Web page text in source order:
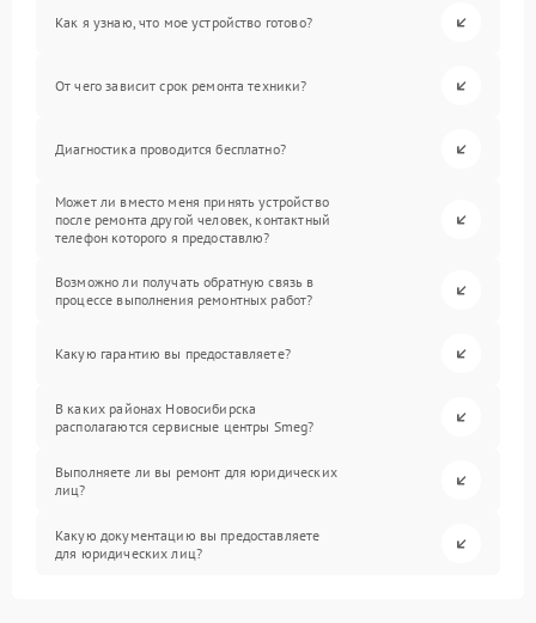
Как я узнаю, что мое устройство готово?
От чего зависит срок ремонта техники?
Диагностика проводится бесплатно?
Может ли вместо меня принять устройство
после ремонта другой человек, контактный
телефон которого я предоставлю?
Возможно ли получать обратную связь в
процессе выполнения ремонтных работ?
Какую гарантию вы предоставляете?
В каких районах Новосибирска
располагаются сервисные центры Smeg?
Выполняете ли вы ремонт для юридических
лиц?
Какую документацию вы предоставляете
для юридических лиц?